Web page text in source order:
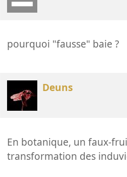
pourquoi "fausse" baie ?
Deuns
En botanique, un faux-
transformation des